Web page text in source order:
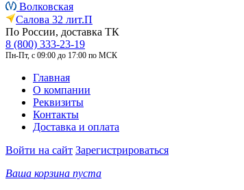
Волковская
Салова 32 лит.П
По России, доставка ТК
8 (800) 333-23-19
Пн-Пт, с 09:00 до 17:00 по МСК
Главная
О компании
Реквизиты
Контакты
Доставка и оплата
Войти на сайт Зарегистрироваться
Ваша корзина пуста